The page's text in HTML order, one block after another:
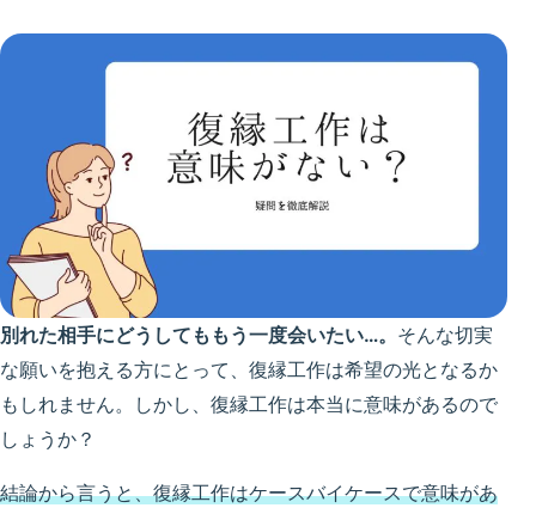
別れた相手にどうしてももう一度会いたい…。 そんな切実
な願いを抱える方にとって、復縁工作は希望の光となるか
もしれません。しかし、復縁工作は本当に意味があるので
しょうか？
結論から言うと、復縁工作はケースバイケースで意味があ